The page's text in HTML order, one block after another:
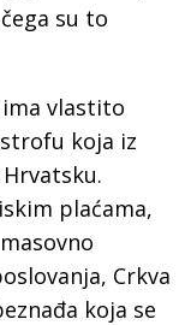
su to
vlastito
koja iz
plaćama,
Crkva
koja se